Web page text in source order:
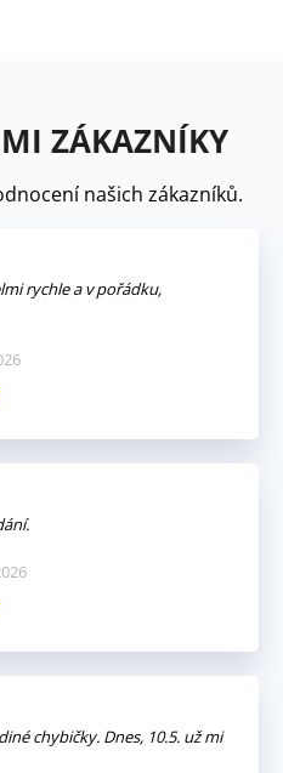
ZÁKAZNÍKY
našich zákazníků.
rychle a v pořádku,
chybičky. Dnes, 10.5. už mi